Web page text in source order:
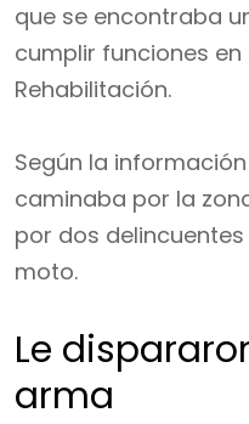
que se encontraba
cumplir funciones
Rehabilitación.
Según la
caminaba por la
por dos
moto.
Le
arma